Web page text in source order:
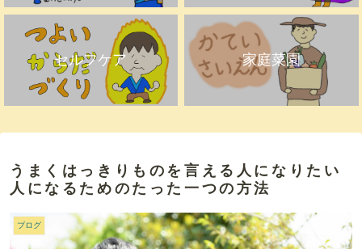
セルフケア 家庭菜園
うまくはっきりものを言える人になりたい
人になるためのたった一つの方法
ブログ